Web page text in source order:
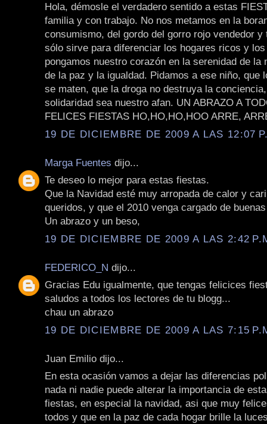
Hola, démosle el verdadero sentido a estas
familia y con trabajo. No nos metamos en la
consumismo, del gordo del gorro rojo vendedor y
sólo sirve para diferenciar los hogares ricos y
pongamos nuestro corazón en la serenidad de la
de la paz y la igualdad. Pidamos a ese niño, que
se maten, que la droga no destruya la
solidaridad sea nuestro afan. UN ABRAZO A
FELICES FIESTAS HO,HO,HO,HOO ARRE,
19 DE DICIEMBRE DE 2009 A LAS 12:07
Marga Fuentes dijo...
Te deseo lo mejor para estas fiestas.
Que la Navidad esté muy arropada de calor y
queridos, y que el 2010 venga cargado de
Un abrazo y un beso,
19 DE DICIEMBRE DE 2009 A LAS 2:42
FEDERICO_N dijo...
Gracias Edu igualmente, que tengas felicices
saludos a todos los lectores de tu blogg...
chau un abrazo
19 DE DICIEMBRE DE 2009 A LAS 7:15
Juan Emilio dijo...
En esta ocasión vamos a dejar las diferencias
nada ni nadie puede alterar la importancia de
fiestas, en especial la navidad, asi que muy
todos y que en la paz de cada hogar brille la